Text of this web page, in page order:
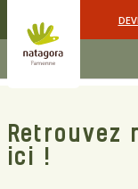
ici !